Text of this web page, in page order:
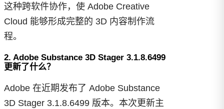
这种跨软件协作，使 Adobe Creative
Cloud 能够形成完整的 3D 内容制作流
程。
2. Adobe Substance 3D Stager 3.1.8.6499
更新了什么？
Adobe 在近期发布了 Adobe Substance
3D Stager 3.1.8.6499 版本。本次更新主